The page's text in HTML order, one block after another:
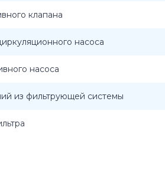
клапана
насоса
насоса
из фильтрующей системы